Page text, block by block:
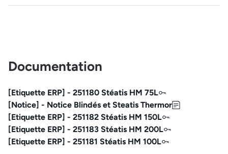
Documentation
[Etiquette ERP] - 251180 Stéatis HM 75L
[Notice] - Notice Blindés et Steatis Thermor
[Etiquette ERP] - 251182 Stéatis HM 150L
[Etiquette ERP] - 251183 Stéatis HM 200L
[Etiquette ERP] - 251181 Stéatis HM 100L